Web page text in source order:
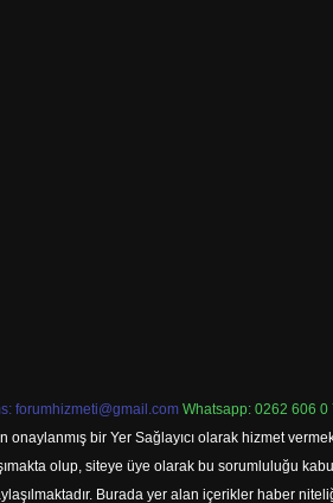
forumhizmeti@gmail.com Whatsapp: 0262 606 0
bir Yer Sağlayıcı olarak hizmet
olup, siteye üye olarak bu sorumluluğu
Burada yer alan içerikler haber